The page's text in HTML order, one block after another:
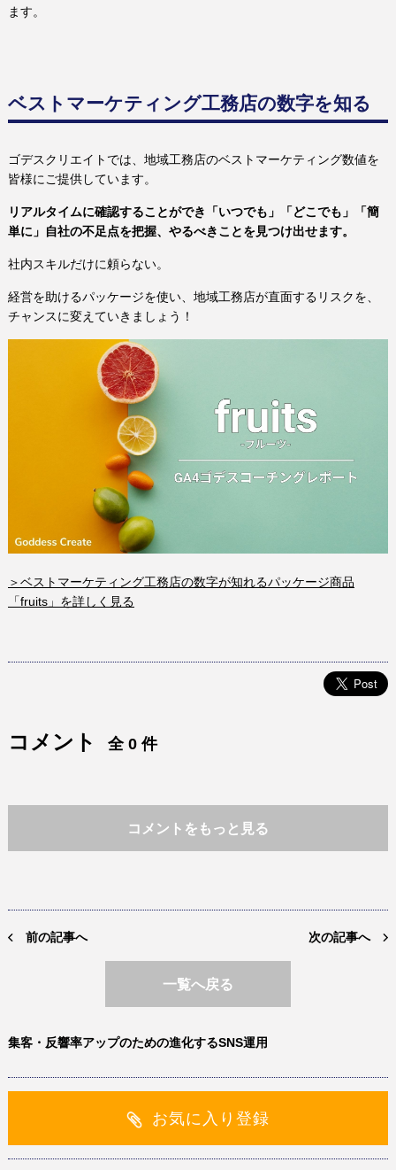
ます。
ベストマーケティング工務店の数字を知る
ゴデスクリエイトでは、地域工務店のベストマーケティング数値を
皆様にご提供しています。
リアルタイムに確認することができ「いつでも」「どこでも」「簡
単に」自社の不足点を把握、やるべきことを見つけ出せます。
社内スキルだけに頼らない。
経営を助けるパッケージを使い、地域工務店が直面するリスクを、
チャンスに変えていきましょう！
＞ベストマーケティング工務店の数字が知れるパッケージ商品
「fruits」を詳しく見る
コメント 全 0 件
コメントをもっと見る
前の記事へ 次の記事へ
一覧へ戻る
集客・反響率アップのための進化するSNS運用
お気に入り登録